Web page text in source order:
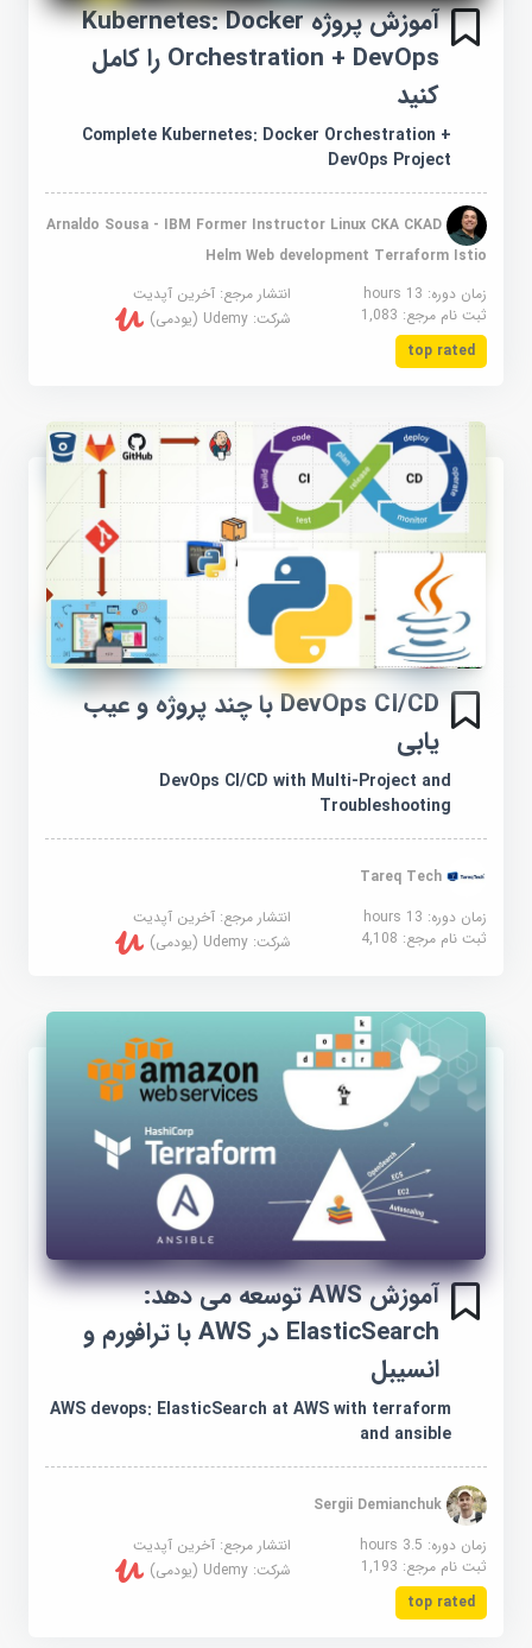
آموزش پروژه Kubernetes: Docker
Orchestration + DevOps را کامل
کنید
Complete Kubernetes: Docker Orchestration +
DevOps Project
Arnaldo Sousa - IBM Former Instructor Linux CKA CKAD
Helm Web development Terraform Istio
زمان دوره: 13 hours
انتشار مرجع:آخرین آپدیت
ثبت نام مرجع:1,083 شرکت:Udemy (یودمی)
top rated
DevOps CI/CD با چند پروژه و عیب
یابی
DevOps CI/CD with Multi-Project and
Troubleshooting
Tareq Tech
زمان دوره: 13 hours
انتشار مرجع:آخرین آپدیت
ثبت نام مرجع:4,108 شرکت:Udemy (یودمی)
آموزش AWS توسعه می دهد:
ElasticSearch در AWS با ترافورم و
انسیبل
AWS devops: ElasticSearch at AWS with terraform
and ansible
Sergii Demianchuk
زمان دوره: 3.5 hours
انتشار مرجع:آخرین آپدیت
ثبت نام مرجع:1,193 شرکت:Udemy (یودمی)
top rated